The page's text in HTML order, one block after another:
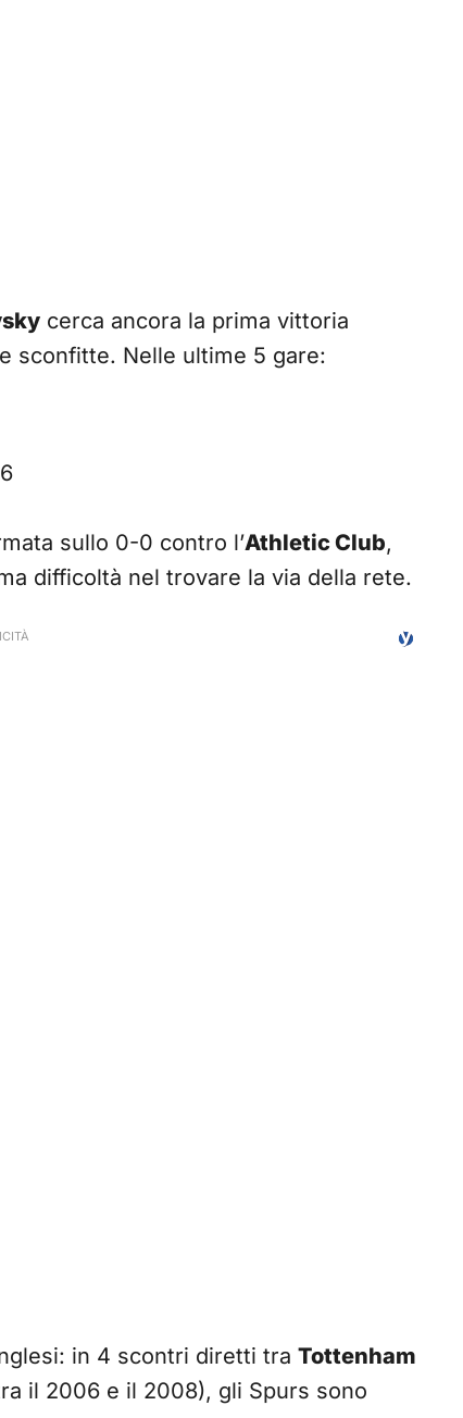
cerca ancora la prima vittoria
sconfitte. Nelle ultime 5 gare:
sullo 0-0 contro l’Athletic Club,
difficoltà nel trovare la via della rete.
in 4 scontri diretti tra Tottenham
il 2006 e il 2008), gli Spurs sono